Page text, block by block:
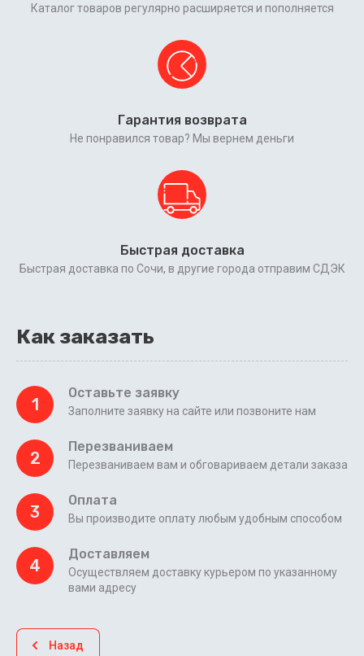
Каталог товаров регулярно расширяется и пополняется
Гарантия возврата
Не понравился товар? Мы вернем деньги
Быстрая доставка
Быстрая доставка по Сочи, в другие города отправим СДЭК
Как заказать
1
Оставьте заявку
Заполните заявку на сайте или позвоните нам
2
Перезваниваем
Перезваниваем вам и обговариваем детали заказа
3
Оплата
Вы производите оплату любым удобным способом
4
Доставляем
Осуществляем доставку курьером по указанному
вами адресу
Назад